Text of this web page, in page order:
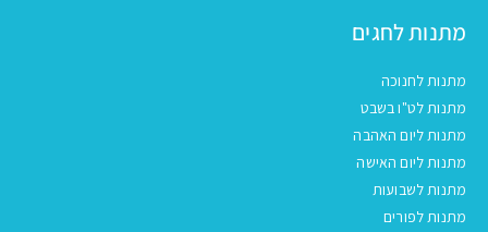
מתנות לחגים
מתנות לחנוכה
מתנות לט"ו בשבט
מתנות ליום האהבה
מתנות ליום האישה
מתנות לשבועות
מתנות לפורים